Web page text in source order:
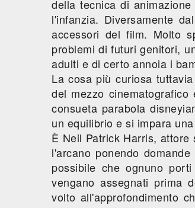
della tecnica di
l'infanzia. Diversamente
accessori del film. Molto
problemi di futuri genitori,
adulti e di certo annoia i
La cosa più curiosa
del mezzo
consueta parabola
un equilibrio e si impara
È Neil Patrick Harris,
l'arcano ponendo
possibile che ognuno
vengano assegnati prima
volto all'approfondimento